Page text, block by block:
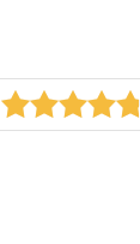
★★★★★
★★★★★